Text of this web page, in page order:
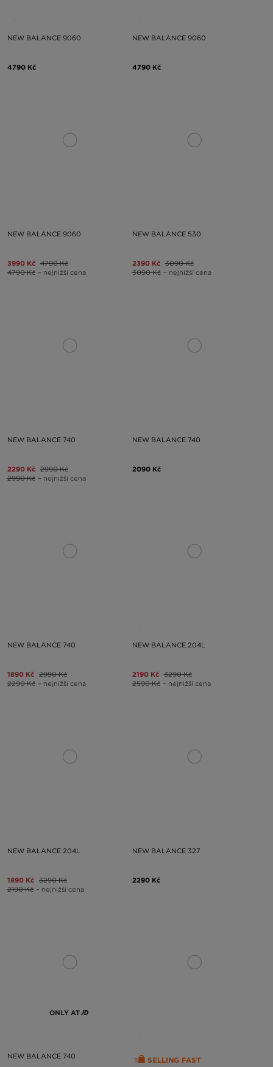
NEW BALANCE 9060
4790 Kč
NEW BALANCE 9060
4790 Kč
NEW BALANCE 9060
3990 Kč 4790 Kč
4790 Kč – nejnižší cena
NEW BALANCE 530
2390 Kč 3090 Kč
3090 Kč – nejnižší cena
NEW BALANCE 740
2290 Kč 2990 Kč
2990 Kč – nejnižší cena
NEW BALANCE 740
2090 Kč
NEW BALANCE 740
1890 Kč 2990 Kč
2290 Kč – nejnižší cena
NEW BALANCE 204L
2190 Kč 3290 Kč
2590 Kč – nejnižší cena
NEW BALANCE 204L
1890 Kč 3290 Kč
2190 Kč – nejnižší cena
NEW BALANCE 327
2290 Kč
ONLY AT
NEW BALANCE 740 SELLING FAST